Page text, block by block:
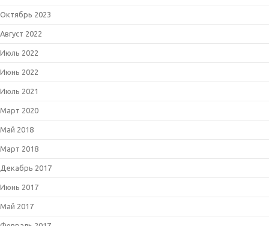
Октябрь 2023
Август 2022
Июль 2022
Июнь 2022
Июль 2021
Март 2020
Май 2018
Март 2018
Декабрь 2017
Июнь 2017
Май 2017